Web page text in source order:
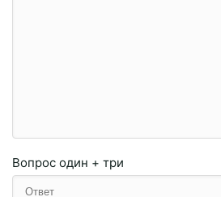
Вопрос один + три